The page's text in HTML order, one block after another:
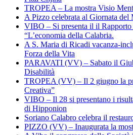
TROPEA – La mostra Visio
A Pizzo celebrata al Giornata del
VIBO – Si presenta il il Rapporto
“L’economia della Calabria.
A S. Maria di Ricadi vacanza-
Forza della Vita
PARAVATI (VV) – Sabato il
Disabilità
TROPEA (VV) – Il 2 giugno la
Creativa”
VIBO – Il 28 si presentano i
di Hipponion
Soriano Calabro celebra il
PIZZO (VV) – Inaugurata la